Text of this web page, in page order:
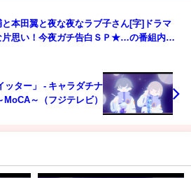
と本田翼と夜な夜なラブ子さん[字]ドラマ
片思い！今夜ガチ告白ＳＰ★…の番組内容
ッター」 - キャラダチナ
～（フジテレビ）